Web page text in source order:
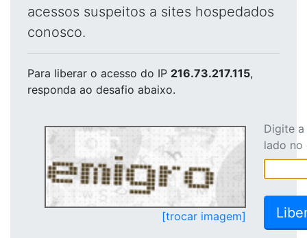
acessos suspeitos a sites hospedados
conosco.
Para liberar o acesso do IP 216.73.217.115,
responda ao desafio abaixo.
[trocar imagem]
Digite
lado no